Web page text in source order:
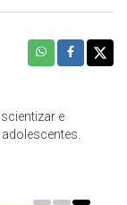
e